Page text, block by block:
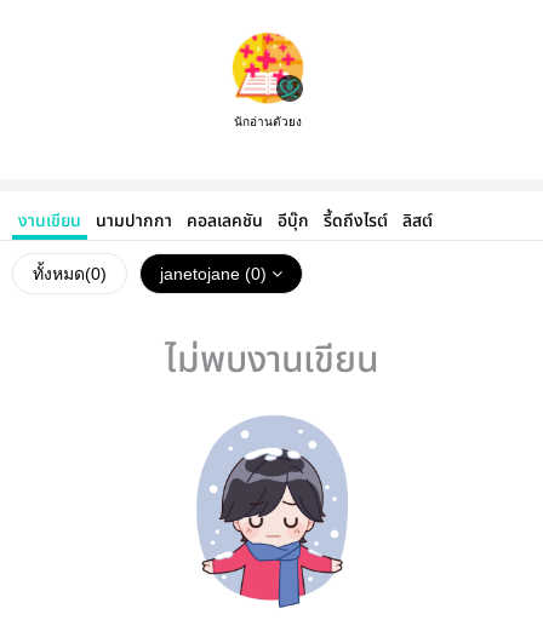
นักอ่านตัวยง
งานเขียน นามปากกา คอลเลคชัน อีบุ๊ก รี้ดถึงไรต์ ลิสต์
ทั้งหมด(0) janetojane (0)
ไม่พบงานเขียน